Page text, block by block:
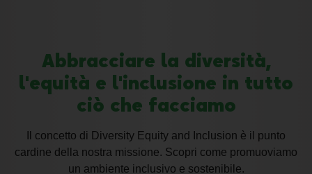
Abbracciare la diversità,
l'equità e l'inclusione in tutto
ciò che facciamo
Il concetto di Diversity Equity and Inclusion è il punto
cardine della nostra missione. Scopri come promuoviamo
un ambiente inclusivo e sostenibile.